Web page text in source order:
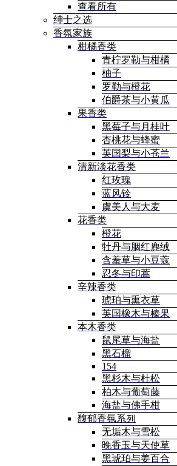
查看所有
绅士之选
香氛家族
柑橘香类
青柠罗勒与柑橘
柚子
罗勒与橙花
伯爵茶与小黄瓜
果香类
黑莓子与月桂叶
杏桃花与蜂蜜
英国梨与小苍兰
清新淡花香类
红玫瑰
蓝风铃
虞美人与大麦
花香类
橙花
牡丹与胭红麂绒
含羞草与小豆蔻
忍冬与印蒿
辛辣香类
琥珀与熏衣草
英国橡木与榛果
本木香类
鼠尾草与海盐
黑石榴
154
黑杉木与杜松
柏木与葡萄藤
海盐与佛手柑
馥郁香氛系列
无垢木与雪松
晚香玉与天使草
黑琥珀与姜百合